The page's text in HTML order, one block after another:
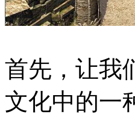
首先，让我
文化中的一